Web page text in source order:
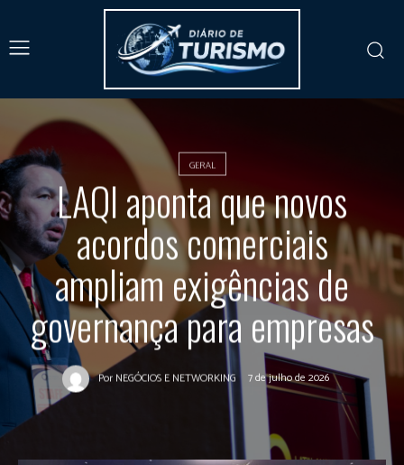
GERAL
LAQI aponta que novos
acordos comerciais
ampliam exigências de
governança para empresas
Por NEGÓCIOS E NETWORKING 7 de julho de 2026